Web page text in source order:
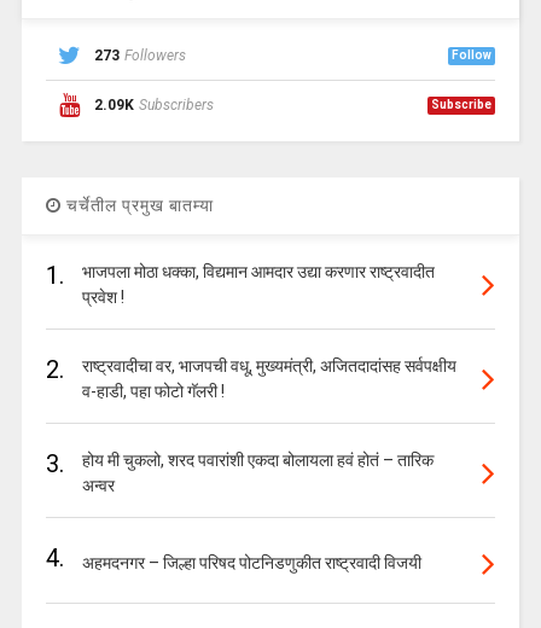
273 Followers Follow
2.09K Subscribers Subscribe
चर्चेतील प्रमुख बातम्या
1.
भाजपला मोठा धक्का, विद्यमान आमदार उद्या करणार राष्ट्रवादीत
प्रवेश !
2.
राष्ट्रवादीचा वर, भाजपची वधू, मुख्यमंत्री, अजितदादांसह सर्वपक्षीय
व-हाडी, पहा फोटो गॅलरी !
3.
होय मी चुकलो, शरद पवारांशी एकदा बोलायला हवं होतं – तारिक
अन्वर
4. अहमदनगर – जिल्हा परिषद पोटनिडणुकीत राष्ट्रवादी विजयी